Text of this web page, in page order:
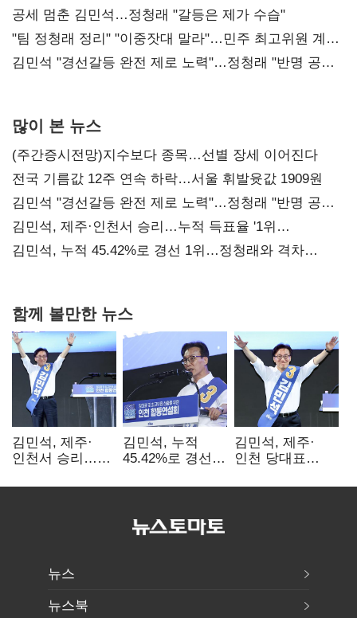
공세 멈춘 김민석…정청래 "갈등은 제가 수습"
"팀 정청래 정리" "이중잣대 말라"…민주 최고위원 계파
다툼 격화
김민석 "경선갈등 완전 제로 노력"…정청래 "반명 공세
많이 본 뉴스
(주간증시전망)지수보다 종목…선별 장세 이어진다
전국 기름값 12주 연속 하락…서울 휘발윳값 1909원
김민석 "경선갈등 완전 제로 노력"…정청래 "반명 공세
사과부터"
김민석, 제주·인천서 승리…누적 득표율 '1위
탈환'(종합)
김민석, 누적 45.42%로 경선 1위…정청래와 격차
함께 볼만한 뉴스
김민석, 제주·
인천서 승리…
탈환'(종합)
김민석, 누적
45.42%로 경선
격차
김민석, 제주·
인천 당대표
뉴스
뉴스북